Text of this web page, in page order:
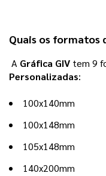
Quais os formatos
A Gráfica GIV tem 9
Personalizadas:
100x140mm
100x148mm
105x148mm
140x200mm